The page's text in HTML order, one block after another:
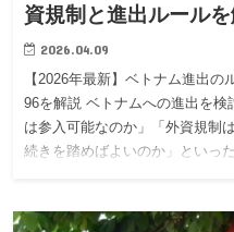
資規制と進出ルール
2026.04.09
【2026年最新】ベトナム進出
96を解説 ベトナムへの進出を
は参入可能なのか」「外資規制
続きを踏めばよいのか」といっ